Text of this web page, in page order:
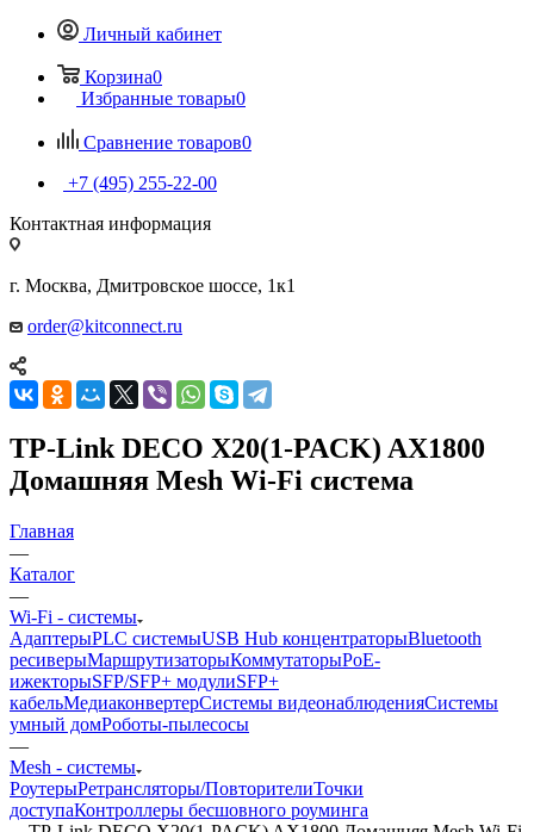
Личный кабинет
Корзина0
Избранные товары0
Сравнение товаров0
+7 (495) 255-22-00
Контактная информация
г. Москва, Дмитровское шоссе, 1к1
order@kitconnect.ru
TP-Link DECO X20(1-PACK) AX1800
Домашняя Mesh Wi-Fi система
Главная
—
Каталог
—
Wi-Fi - системы
АдаптерыPLC системыUSB Hub концентраторыBluetooth
ресиверыМаршрутизаторыКоммутаторыPoE-
ижекторыSFP/SFP+ модулиSFP+
кабельМедиаконвертерСистемы видеонаблюденияСистемы
умный домРоботы-пылесосы
—
Mesh - системы
РоутерыРетрансляторы/ПовторителиТочки
доступаКонтроллеры бесшовного роуминга